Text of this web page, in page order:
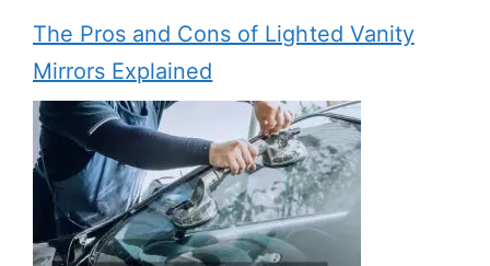
The Pros and Cons of Lighted Vanity
Mirrors Explained